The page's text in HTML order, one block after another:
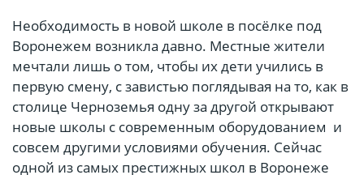
Необходимость в новой школе в посёлке под
Воронежем возникла давно. Местные жители
мечтали лишь о том, чтобы их дети учились в
первую смену, с завистью поглядывая на то, как в
столице Черноземья одну за другой открывают
новые школы с современным оборудованием и
совсем другими условиями обучения. Сейчас
одной из самых престижных школ в Воронеже